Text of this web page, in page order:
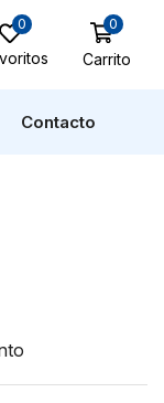
0 0
Carrito
Contacto